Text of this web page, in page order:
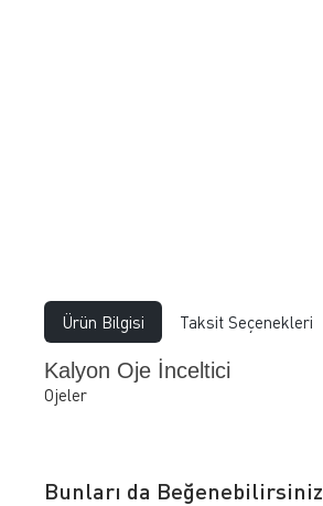
Ürün Bilgisi Taksit Seçenekleri
Kalyon Oje İnceltici
Ojeler
Bunları da Beğenebilirsiniz